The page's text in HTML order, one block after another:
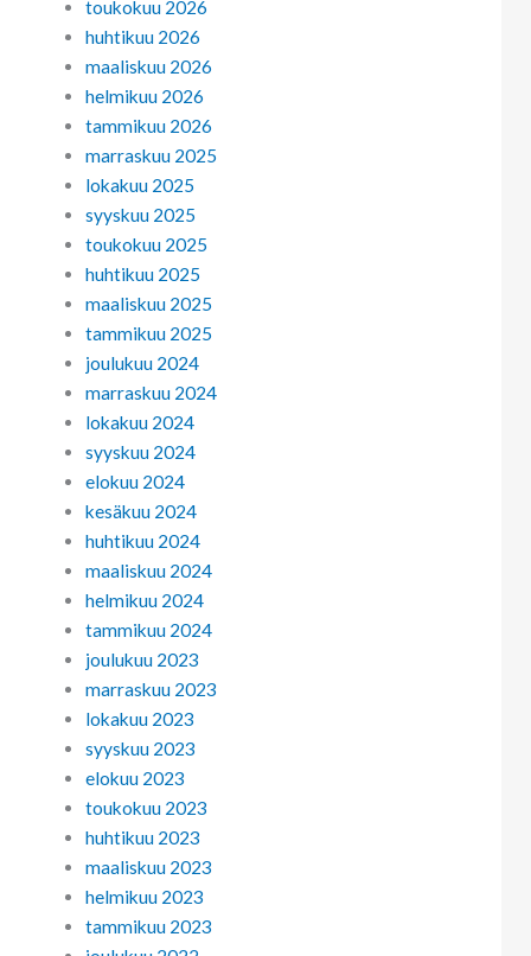
toukokuu 2026
huhtikuu 2026
maaliskuu 2026
helmikuu 2026
tammikuu 2026
marraskuu 2025
lokakuu 2025
syyskuu 2025
toukokuu 2025
huhtikuu 2025
maaliskuu 2025
tammikuu 2025
joulukuu 2024
marraskuu 2024
lokakuu 2024
syyskuu 2024
elokuu 2024
kesäkuu 2024
huhtikuu 2024
maaliskuu 2024
helmikuu 2024
tammikuu 2024
joulukuu 2023
marraskuu 2023
lokakuu 2023
syyskuu 2023
elokuu 2023
toukokuu 2023
huhtikuu 2023
maaliskuu 2023
helmikuu 2023
tammikuu 2023